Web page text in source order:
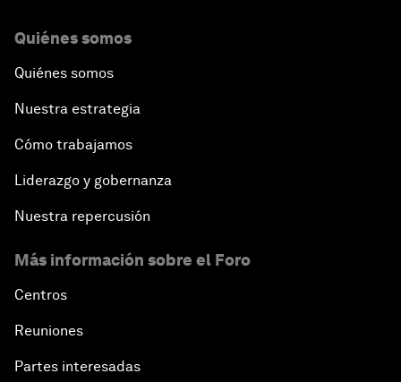
Quiénes somos
Quiénes somos
Nuestra estrategia
Cómo trabajamos
Liderazgo y gobernanza
Nuestra repercusión
Más información sobre el Foro
Centros
Reuniones
Partes interesadas